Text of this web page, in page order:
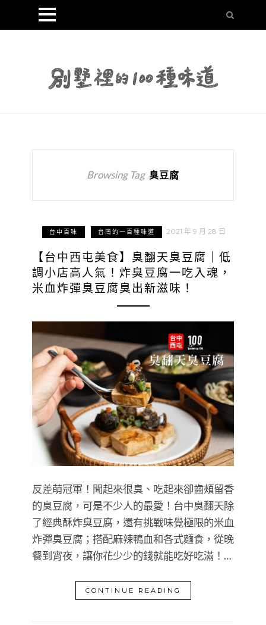
Browsing Tag 臭豆腐
台中百味 台灣的一百種味道 2021 年 9 月 28 日
【台中西屯美食】臭翻天臭豆腐｜低
調小店高人氣！炸臭豆腐一吃入魂，
米血炸彈臭豆腐臭出新滋味！
反差萌冠軍！聞起來很臭、吃起來卻齒頰留香
的臭豆腐，可是不少人的最愛！台中臭翻天除
了經典酥炸臭豆腐，還有挑戰味覺極限的米血
炸彈臭豆腐；搭配麻辣鴨血和各式麵食，從晚
餐到宵夜，讓你花少少的錢就能吃好吃滿！…
CONTINUE READING